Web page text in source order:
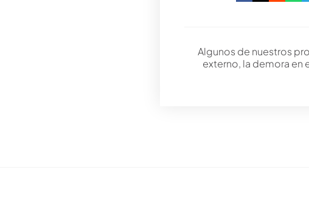
Algunos de nuestros
externo, la demora en